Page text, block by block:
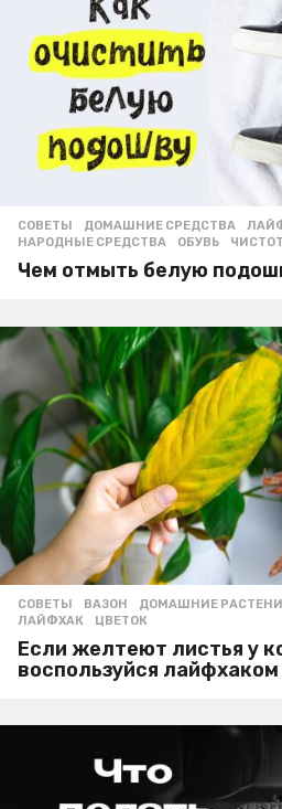
СОВЕТЫ ДОМАШНИЕ СРЕДСТВА ,
НАРОДНЫЕ СРЕДСТВА
,ОБУВЬ ,
Чем отмыть белую
СОВЕТЫ ВАЗОН ,ДОМАШНИЕ
ЛАЙФХАК
,ЦВЕТОК
Если желтеют листья у
воспользуйся лайфхаком